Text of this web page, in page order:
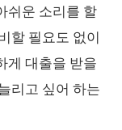
쉬운 소리를 할
할 필요도 없이
게 대출을 받을
리고 싶어 하는